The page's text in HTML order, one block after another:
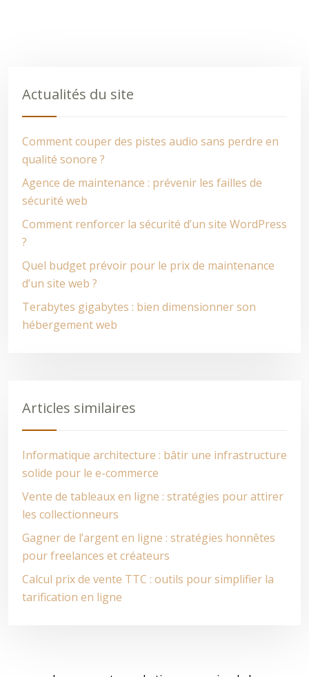
Actualités du site
Comment couper des pistes audio sans perdre en
qualité sonore ?
Agence de maintenance : prévenir les failles de
sécurité web
Comment renforcer la sécurité d’un site WordPress
?
Quel budget prévoir pour le prix de maintenance
d’un site web ?
Terabytes gigabytes : bien dimensionner son
hébergement web
Articles similaires
Informatique architecture : bâtir une infrastructure
solide pour le e-commerce
Vente de tableaux en ligne : stratégies pour attirer
les collectionneurs
Gagner de l’argent en ligne : stratégies honnêtes
pour freelances et créateurs
Calcul prix de vente TTC : outils pour simplifier la
tarification en ligne